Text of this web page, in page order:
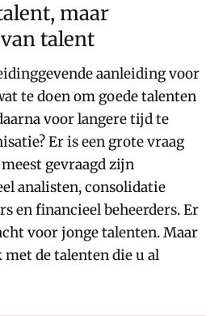
maar
talent
aanleiding voor
te doen om goede talenten
voor langere tijd te
Er is een grote vraag
gevraagd zijn
analisten, consolidatie
en financieel beheerders. Er
voor jonge talenten. Maar
de talenten die u al